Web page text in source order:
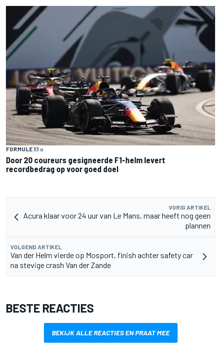
FORMULE 13 u
Door 20 coureurs gesigneerde F1-helm levert
recordbedrag op voor goed doel
VORIG ARTIKEL
Acura klaar voor 24 uur van Le Mans, maar heeft nog geen
plannen
VOLGEND ARTIKEL
Van der Helm vierde op Mosport, finish achter safety car
na stevige crash Van der Zande
BESTE REACTIES
BEKIJK ALLE REACTIES EN PRAAT MEE